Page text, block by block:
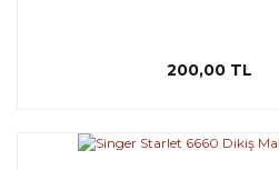
200,00 TL